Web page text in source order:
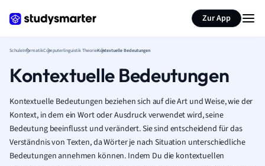
Zur App
SchuleInformatikComputerlinguistik TheorieKontextuelle Bedeutungen
Kontextuelle Bedeutungen
Kontextuelle Bedeutungen beziehen sich auf die Art und Weise, wie der
Kontext, in dem ein Wort oder Ausdruck verwendet wird, seine
Bedeutung beeinflusst und verändert. Sie sind entscheidend für das
Verständnis von Texten, da Wörter je nach Situation unterschiedliche
Bedeutungen annehmen können. Indem Du die kontextuellen
Seite zusammenfassen